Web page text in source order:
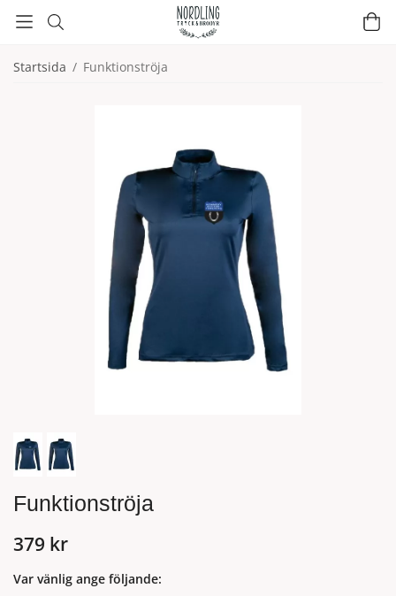
Startsida / Funktionströja
Funktionströja
379 kr
Var vänlig ange följande: